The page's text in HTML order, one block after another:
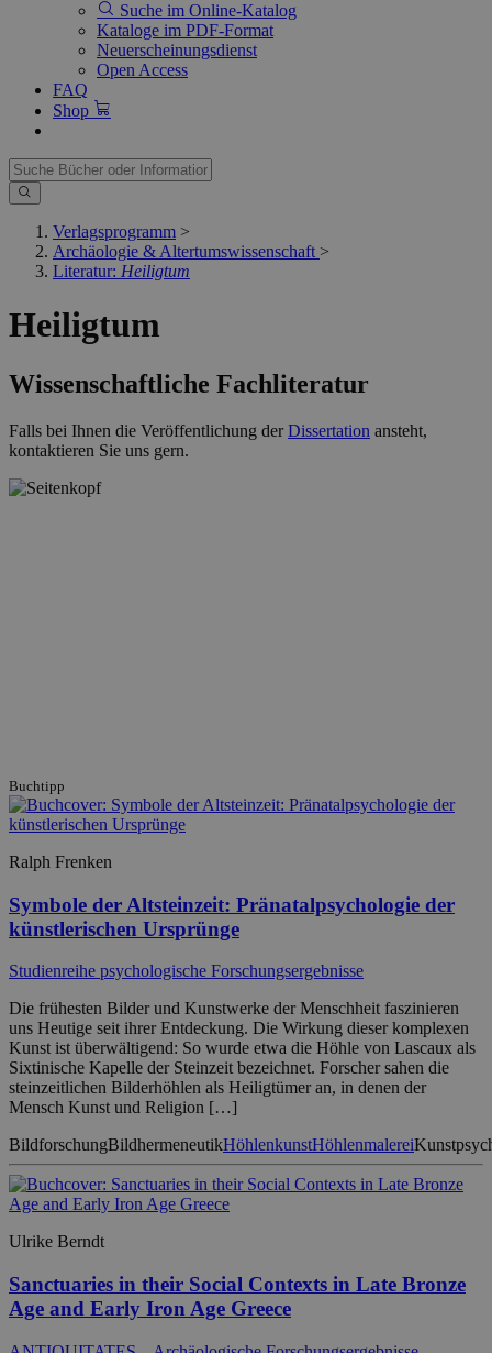
Suche im Online-Katalog
Kataloge im PDF-Format
Neuerscheinungsdienst
Open Access
FAQ
Shop
Verlagsprogramm >
Archäologie & Altertumswissenschaft >
Literatur: Heiligtum
Heiligtum
Wissenschaftliche Fachliteratur
Falls bei Ihnen die Veröffentlichung derDissertation ansteht,
kontaktieren Sie uns gern.
Buchtipp
Ralph Frenken
Symbole der Altsteinzeit: Pränatalpsychologie der
künstlerischen Ursprünge
Studienreihe psychologische Forschungsergebnisse
Die frühesten Bilder und Kunstwerke der Menschheit faszinieren
uns Heutige seit ihrer Entdeckung. Die Wirkung dieser komplexen
Kunst ist überwältigend: So wurde etwa die Höhle von Lascaux als
Sixtinische Kapelle der Steinzeit bezeichnet. Forscher sahen die
steinzeitlichen Bilderhöhlen als Heiligtümer an, in denen der
Mensch Kunst und Religion […]
BildforschungBildhermeneutikHöhlenkunstHöhlenmalerei
Ulrike Berndt
Sanctuaries in their Social Contexts in Late Bronze
Age and Early Iron Age Greece